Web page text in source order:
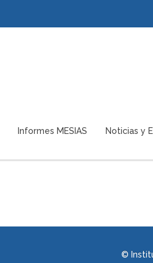
Informes MESIAS Noticias y
©